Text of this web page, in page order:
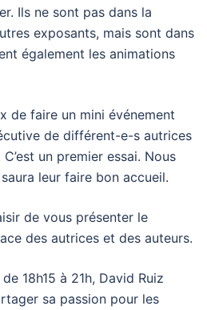
Ils ne sont pas dans la
exposants, mais sont dans
également les animations
de faire un mini événement
de différent-e-s autrices
un premier essai. Nous
leur faire bon accueil.
de vous présenter le
des autrices et des auteurs.
18h15 à 21h, David Ruiz
sa passion pour les